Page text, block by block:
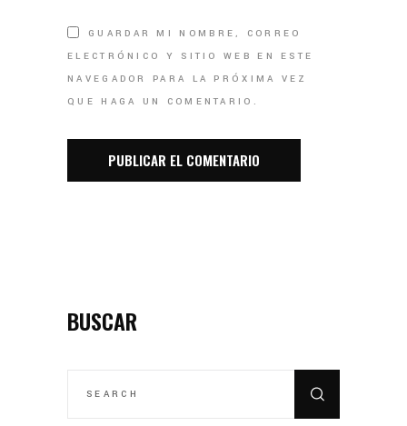
GUARDAR MI NOMBRE, CORREO
ELECTRÓNICO Y SITIO WEB EN ESTE
NAVEGADOR PARA LA PRÓXIMA VEZ
QUE HAGA UN COMENTARIO.
BUSCAR